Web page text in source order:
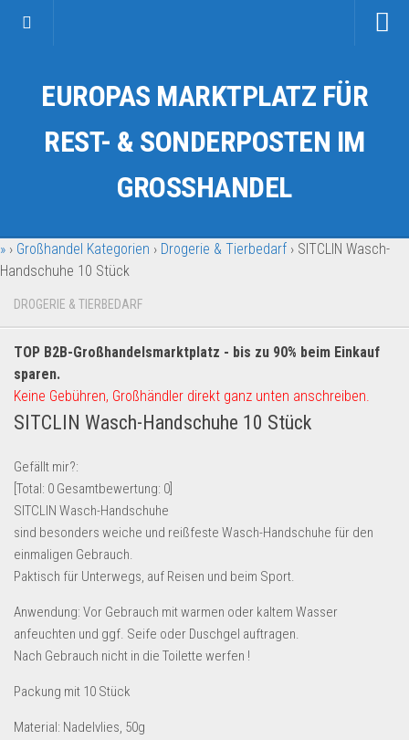
Kategorien
Auto & Motorrad
Fahrzeuge & Transport
Garten & Werkzeug
Geschäft, Büro & Schreibwaren
Geschenkartikel
Handy und Smartphone
Kosmetik & Pflege
Lebensmittel & Getränke
Multimedia & Elektro
Münzen
Schuhe & Accessoires
Sport & Freizeit
Uhren & Schmuck
Wohnen & Einrichten
Restposten für Privatpersonen
eBay Restposten kaufen
EUROPAS MARKTPLATZ FÜR
REST- & SONDERPOSTEN IM
GROSSHANDEL
» › Großhandel Kategorien › Drogerie & Tierbedarf › SITCLIN Wasch-
Handschuhe 10 Stück
DROGERIE & TIERBEDARF
TOP B2B-Großhandelsmarktplatz - bis zu 90% beim Einkauf
sparen.
Keine Gebühren, Großhändler direkt ganz unten anschreiben.
SITCLIN Wasch-Handschuhe 10 Stück
Gefällt mir?:
[Total: 0 Gesamtbewertung: 0
SITCLIN Wasch-Handschuhe
sind besonders weiche und reißfeste Wasch-Handschuhe für den
einmaligen Gebrauch.
Paktisch für Unterwegs, auf Reisen und beim Sport.
Anwendung: Vor Gebrauch mit warmen oder kaltem Wasser
anfeuchten und ggf. Seife oder Duschgel auftragen.
Nach Gebrauch nicht in die Toilette werfen !
Packung mit 10 Stück
Material: Nadelvlies, 50g